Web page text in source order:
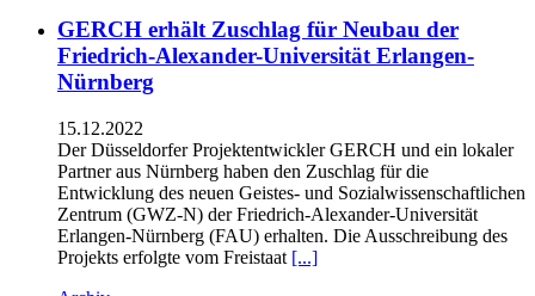
GERCH erhält Zuschlag für Neubau der
Friedrich-Alexander-Universität Erlangen-
Nürnberg
15.12.2022
Der Düsseldorfer Projektentwickler GERCH und ein lokaler
Partner aus Nürnberg haben den Zuschlag für die
Entwicklung des neuen Geistes- und Sozialwissenschaftlichen
Zentrum (GWZ-N) der Friedrich-Alexander-Universität
Erlangen-Nürnberg (FAU) erhalten. Die Ausschreibung des
Projekts erfolgte vom Freistaat [...]